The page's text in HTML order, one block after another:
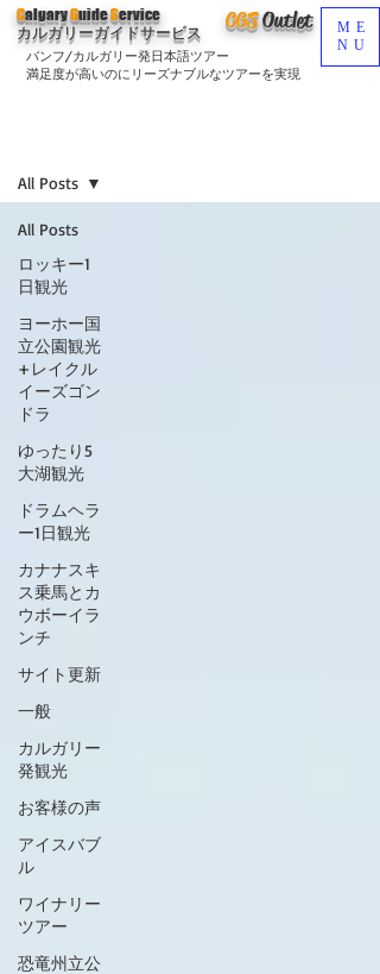
CGSOutlet
バンフ/カルガリー発日本語ツアー
満足度が高いのにリーズナブルなツアーを実現
CalgaryGuideService
カルガリーガイドサービス
ME
NU
All Posts
ロッキー1
日観光
ヨーホー国
立公園観光
+レイクル
イーズゴン
ドラ
ゆったり5
大湖観光
ドラムヘラ
ー1日観光
カナナスキ
ス乗馬とカ
ウボーイラ
ンチ
サイト更新
一般
カルガリー
発観光
お客様の声
アイスバブ
ル
ワイナリー
ツアー
恐竜州立公
All Posts